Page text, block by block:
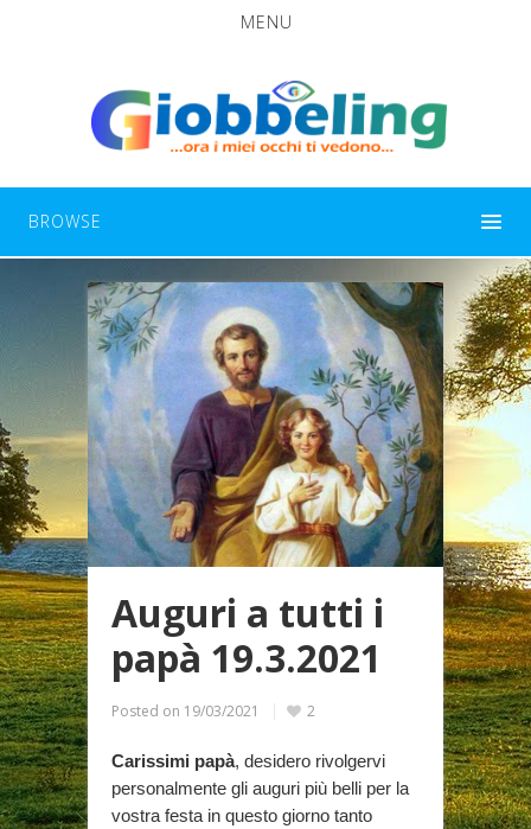
MENU
BROWSE
Auguri a tutti i
papà 19.3.2021
Posted on 19/03/2021 2
Carissimi papà, desidero rivolgervi
personalmente gli auguri più belli per la
vostra festa in questo giorno tanto